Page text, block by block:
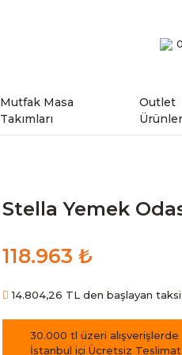
Mutfak Masa
Takımları
Outlet
Ürünler
Stella Yemek
118.963 ₺
14.804,26 TL den başlayan
30.000 tl üzeri alışverişlerde
İstanbul içi Ücretsiz Teslimat